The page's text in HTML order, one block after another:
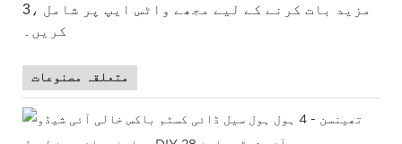
3، مزید بات کرنے کے لیے مجھے واٹس ایپ پر شامل
کریں۔
متعلقہ مصنوعات